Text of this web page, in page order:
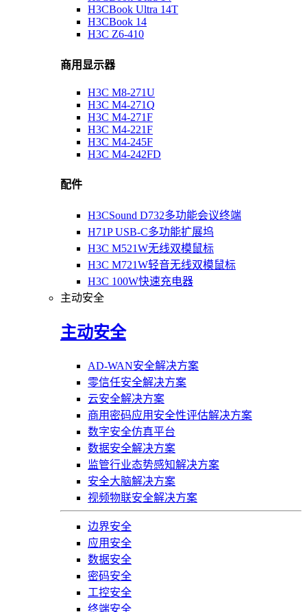
H3CBook Ultra 14T
H3CBook 14
H3C Z6-410
商用显示器
H3C M8-271U
H3C M4-271Q
H3C M4-271F
H3C M4-221F
H3C M4-245F
H3C M4-242FD
配件
H3CSound D732多功能会议终端
H71P USB-C多功能扩展坞
H3C M521W无线双模鼠标
H3C M721W轻音无线双模鼠标
H3C 100W快速充电器
主动安全
主动安全
AD-WAN安全解决方案
零信任安全解决方案
云安全解决方案
商用密码应用安全性评估解决方案
数字安全仿真平台
数据安全解决方案
监管行业态势感知解决方案
安全大脑解决方案
视频物联安全解决方案
边界安全
应用安全
数据安全
密码安全
工控安全
终端安全